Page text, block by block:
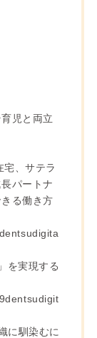
児と両立
、サテラ
パートナ
る働き方
を実現する
に馴染むに